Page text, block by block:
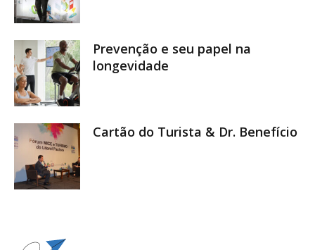
Prevenção e seu papel na
longevidade
Cartão do Turista & Dr. Benefício